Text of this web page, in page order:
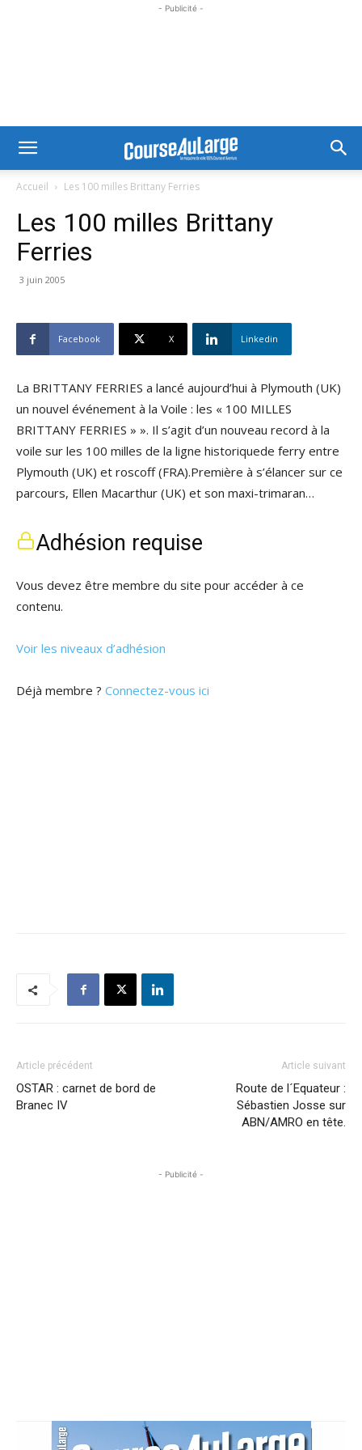
- Publicité -
Accueil Les 100 milles Brittany Ferries
Les 100 milles Brittany
Ferries
3 juin 2005
Facebook X Linkedin
La BRITTANY FERRIES a lancé aujourd’hui à Plymouth (UK)
un nouvel événement à la Voile : les « 100 MILLES
BRITTANY FERRIES » ». Il s’agit d’un nouveau record à la
voile sur les 100 milles de la ligne historiquede ferry entre
Plymouth (UK) et roscoff (FRA).Première à s’élancer sur ce
parcours, Ellen Macarthur (UK) et son maxi-trimaran…
Adhésion requise
Vous devez être membre du site pour accéder à ce
contenu.
Voir les niveaux d’adhésion
Déjà membre ? Connectez-vous ici
Article précédent
OSTAR : carnet de bord de
Branec IV
Article suivant
Route de l´Equateur :
Sébastien Josse sur
ABN/AMRO en tête.
- Publicité -